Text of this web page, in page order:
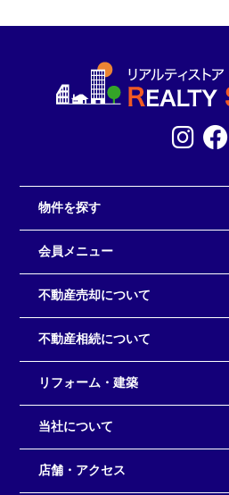
物件を探す
会員メニュー
不動産売却について
不動産相続について
リフォーム・建築
当社について
店舗・アクセス